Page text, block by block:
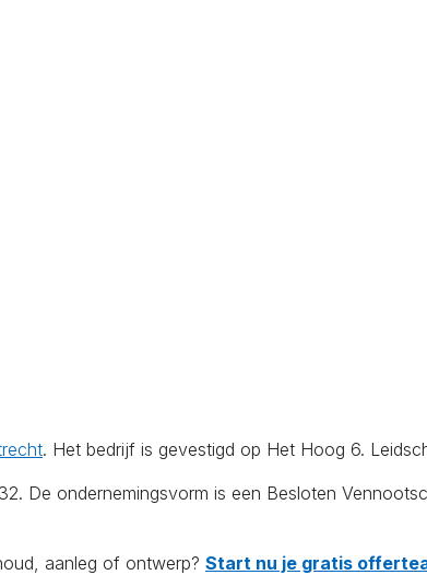
. Het bedrijf is gevestigd op Het Hoog 6.
De ondernemingsvorm is een Besloten
aanleg of ontwerp? Start nu je gratis